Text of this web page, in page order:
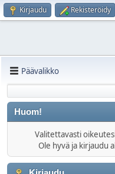
Kirjaudu Rekisteröidy
Päävalikko
Huom!
Valitettavasti
Ole hyvä ja kirjaudu